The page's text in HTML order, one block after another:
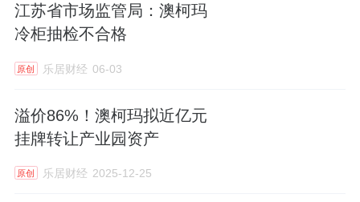
江苏省市场监管局：澳柯玛
冷柜抽检不合格
原创 乐居财经 06-03
溢价86%！澳柯玛拟近亿元
挂牌转让产业园资产
原创 乐居财经 2025-12-25